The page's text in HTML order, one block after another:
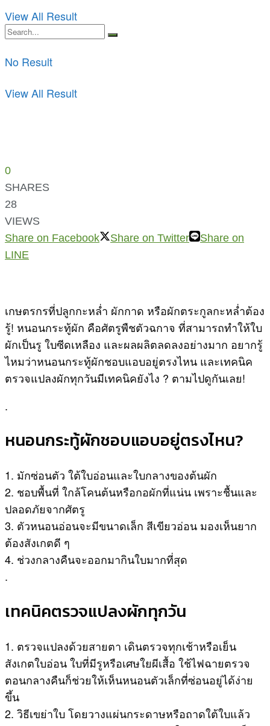
No Result
View All Result
View All Result
0
SHARES
28
VIEWS
Share on Facebook
Share on Twitter
Share on
LINE
เกษตรกรที่ปลูกกะหล่ำ ผักกาด หรือผักตระกูลกะหล่ำต้อง
รู้! หนอนกระทู้ผัก คือศัตรูพืชตัวฉกาจ ที่สามารถทำให้ใบ
ผักเป็นรู ใบซีดเหลือง และผลผลิตลดลงอย่างมาก อยากรู้
ไหมว่าหนอนกระทู้ผักชอบแอบอยู่ตรงไหน และเทคนิค
ตรวจแปลงผักทุกวันมีเทคนิคยังไง ? ตามไปดูกันเลย!
.
หนอนกระทู้ผักชอบแอบอยู่ตรงไหน?
1. มักซ่อนตัว ใต้ใบอ่อนและใบกลางของต้นผัก
2. ชอบพื้นที่ ใกล้โคนต้นหรือกอผักที่แน่น เพราะชื้นและ
ปลอดภัยจากศัตรู
3. ตัวหนอนอ่อนจะมีขนาดเล็ก สีเขียวอ่อน มองเห็นยาก
ต้องสังเกตดี ๆ
4. ช่วงกลางคืนจะออกมากินใบมากที่สุด
.
เทคนิคตรวจแปลงผักทุกวัน
1. ตรวจแปลงด้วยสายตา เดินตรวจทุกเช้าหรือเย็น
สังเกตใบอ่อน ใบที่มีรูหรือเศษใยผีเสื้อ ใช้ไฟฉายตรวจ
ตอนกลางคืนก็ช่วยให้เห็นหนอนตัวเล็กที่ซ่อนอยู่ได้ง่าย
ขึ้น
2. วิธีเขย่าใบ โดยวางแผ่นกระดาษหรือถาดใต้ใบแล้ว